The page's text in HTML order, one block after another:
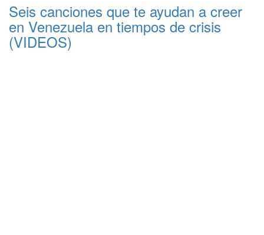
Seis canciones que te ayudan a creer
en Venezuela en tiempos de crisis
(VIDEOS)